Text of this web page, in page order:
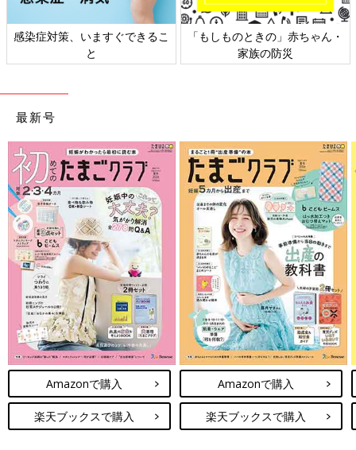
感染症対策、いますぐできるこ
と
「もしものときの」赤ちゃん・
家族の防災
最新号
Amazonで購入
楽天ブックスで購入
Amazonで購入
楽天ブックスで購入